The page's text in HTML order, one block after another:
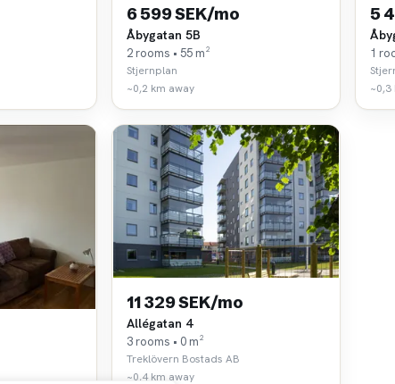
6 599 SEK/mo
Åbygatan 5B
2 rooms • 55 m²
Stjernplan
~0,2 km away
5
1
~0,3
11 329 SEK/mo
Allégatan 4
3 rooms • 0 m²
Treklövern Bostads AB
~0,4 km away